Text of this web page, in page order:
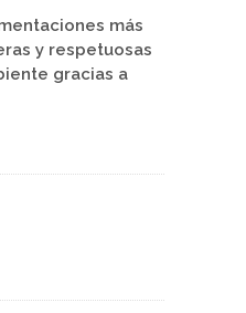
más
y respetuosas
gracias a